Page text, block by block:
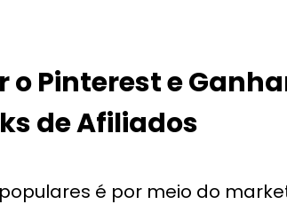
o Pinterest e
de Afiliados
é por meio do